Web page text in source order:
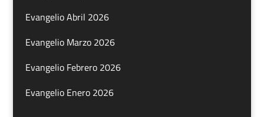
Evangelio Abril 2026
Evangelio Marzo 2026
Evangelio Febrero 2026
Evangelio Enero 2026